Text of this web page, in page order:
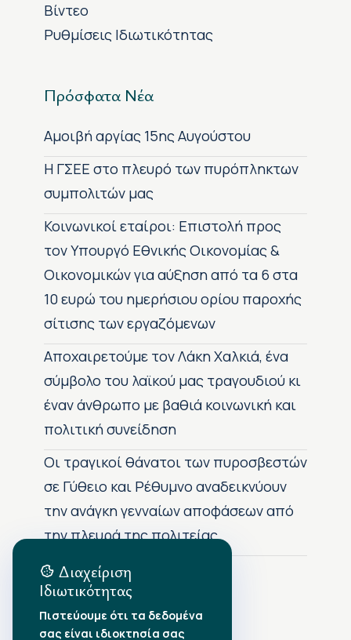
Βίντεο
Ρυθμίσεις Ιδιωτικότητας
Πρόσφατα Νέα
Αμοιβή αργίας 15ης Αυγούστου
H ΓΣΕΕ στο πλευρό των πυρόπληκτων
συμπολιτών μας
Κοινωνικοί εταίροι: Επιστολή προς
τον Υπουργό Εθνικής Οικονομίας &
Οικονομικών για αύξηση από τα 6 στα
10 ευρώ του ημερήσιου ορίου παροχής
σίτισης των εργαζόμενων
Αποχαιρετούμε τον Λάκη Χαλκιά, ένα
σύμβολο του λαϊκού μας τραγουδιού κι
έναν άνθρωπο με βαθιά κοινωνική και
πολιτική συνείδηση
Οι τραγικοί θάνατοι των πυροσβεστών
σε Γύθειο και Ρέθυμνο αναδεικνύουν
την ανάγκη γενναίων αποφάσεων από
την πλευρά της πολιτείας
Αρχείο Δημοσιεύσεων
Διαχείριση
Ιδιωτικότητας
Πιστεύουμε ότι τα δεδομένα
σας είναι ιδιοκτησία σας